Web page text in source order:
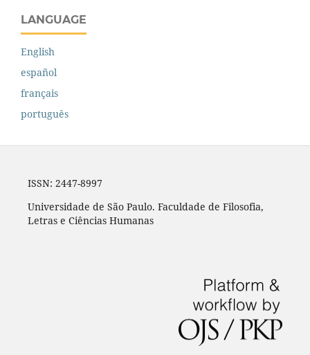
LANGUAGE
English
español
français
português
ISSN: 2447-8997
Universidade de São Paulo. Faculdade de Filosofia,
Letras e Ciências Humanas